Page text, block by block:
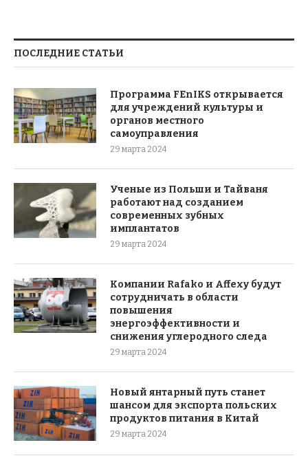
ПОСЛЕДНИЕ СТАТЬИ
Программа FEnIKS открывается
для учреждений культуры и
органов местного
самоуправления
29 марта 2024
Ученые из Польши и Тайваня
работают над созданием
современных зубных
имплантатов
29 марта 2024
Компании Rafako и Affexy будут
сотрудничать в области
повышения
энергоэффективности и
снижения углеродного следа
29 марта 2024
Новый янтарный путь станет
шансом для экспорта польских
продуктов питания в Китай
29 марта 2024